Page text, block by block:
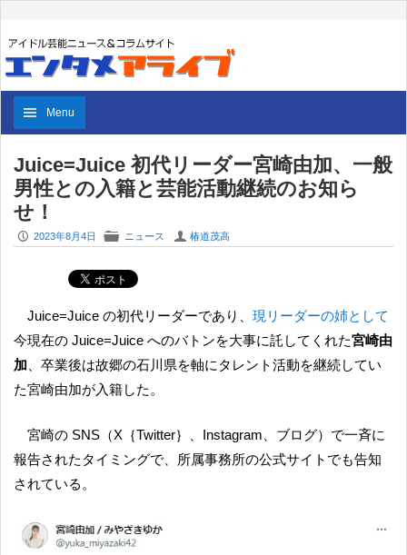
Menu
Juice=Juice 初代リーダー宮崎由加、一般
男性との入籍と芸能活動継続のお知ら
せ！
P 2023年8月4日 F ニュース U 椿道茂高
Juice=Juice の初代リーダーであり、現リーダーの姉として
今現在の Juice=Juice へのバトンを大事に託してくれた宮崎由
加 、卒業後は故郷の石川県を軸にタレント活動を継続してい
た宮崎由加が入籍した。
宮崎の SNS（X｛Twitter｝、Instagram、ブログ）で一斉に
報告されたタイミングで、所属事務所の公式サイトでも告知
されている。